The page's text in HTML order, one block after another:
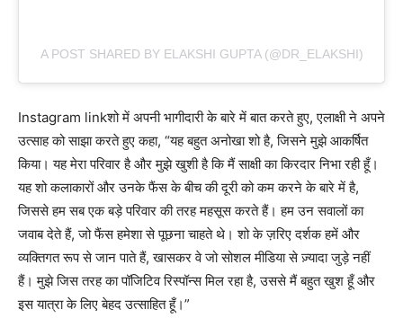
A POST SHARED BY ELAKSHI GUPTA (@DR_ELAKSHI)
Instagram linkशो में अपनी भागीदारी के बारे में बात करते हुए, एलाक्षी ने अपने
उत्साह को साझा करते हुए कहा, “यह बहुत अनोखा शो है, जिसने मुझे आकर्षित
किया। यह मेरा परिवार है और मुझे खुशी है कि मैं साक्षी का किरदार निभा रही हूँ।
यह शो कलाकारों और उनके फैंस के बीच की दूरी को कम करने के बारे में है,
जिससे हम सब एक बड़े परिवार की तरह महसूस करते हैं। हम उन सवालों का
जवाब देते हैं, जो फैंस हमेशा से पूछना चाहते थे। शो के ज़रिए दर्शक हमें और
व्यक्तिगत रूप से जान पाते हैं, खासकर वे जो सोशल मीडिया से ज़्यादा जुड़े नहीं
हैं। मुझे जिस तरह का पॉजिटिव रिस्पॉन्स मिल रहा है, उससे मैं बहुत खुश हूँ और
इस यात्रा के लिए बेहद उत्साहित हूँ।”